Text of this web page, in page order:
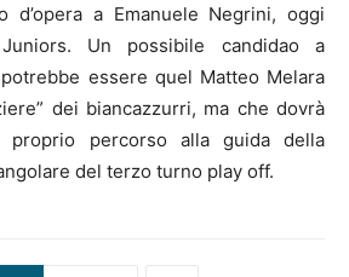
d’opera a Emanuele Negrini, oggi
Un possibile candidao a
essere quel Matteo Melara
dei biancazzurri, ma che dovrà
proprio percorso alla guida della
del terzo turno play off.